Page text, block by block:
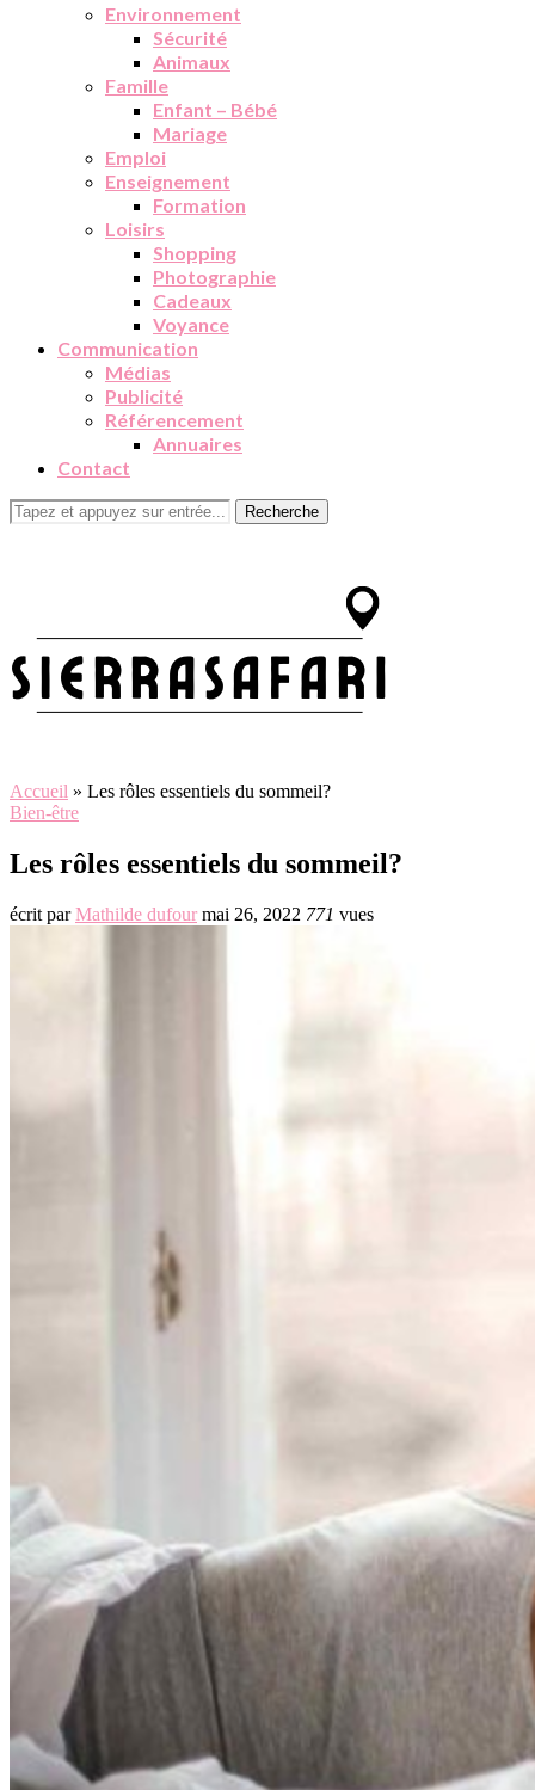
Environnement
Sécurité
Animaux
Famille
Enfant – Bébé
Mariage
Emploi
Enseignement
Formation
Loisirs
Shopping
Photographie
Cadeaux
Voyance
Communication
Médias
Publicité
Référencement
Annuaires
Contact
Recherche
Accueil » Les rôles essentiels du sommeil?
Bien-être
Les rôles essentiels du sommeil?
écrit parMathilde dufour mai 26, 2022 771 vues